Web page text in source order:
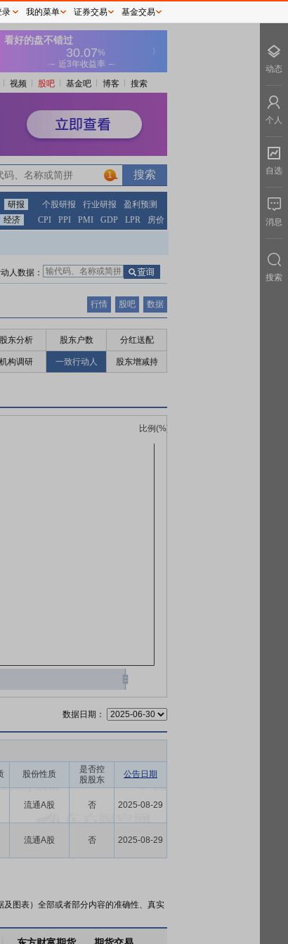
视频 股吧 基金吧 博客 搜索
1
研报 个股研报 行业研报
盈利预测
经济 CPI PPI PMI GDP LPR 房价
人数据：
行情 股吧 数据
股东分析 股东户数 分红送配
机构调研 一致行动人 股东增减持
数据日期：
股份性质
是否控
股股东
公告日期
流通A股 否 2025-08-29
流通A股 否 2025-08-29
图表）全部或者部分内容的准确性、真实
录 我的菜单 证券交易 基金交易
动态
个人
自选
消息
搜索